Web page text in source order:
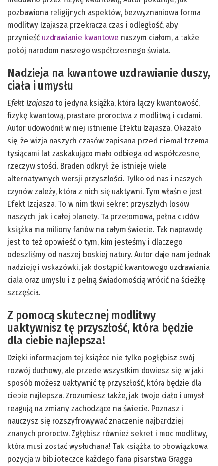
pozbawiona religijnych aspektów, bezwyznaniowa forma
modlitwy Izajasza przekracza czas i odległość, aby
przynieść uzdrawianie kwantowe naszym ciałom, a także
pokój narodom naszego współczesnego świata.
Nadzieja na kwantowe uzdrawianie duszy,
ciała i umysłu
Efekt Izajasza to jedyna książka, która łączy kwantowość,
fizykę kwantową, prastare proroctwa z modlitwą i cudami.
Autor udowodnił w niej istnienie Efektu Izajasza. Okazało
się, że wizja naszych czasów zapisana przed niemal trzema
tysiącami lat zaskakująco mało odbiega od współczesnej
rzeczywistości. Braden odkrył, że istnieje wiele
alternatywnych wersji przyszłości. Tylko od nas i naszych
czynów zależy, która z nich się uaktywni. Tym właśnie jest
Efekt Izajasza. To w nim tkwi sekret przyszłych losów
naszych, jak i całej planety. Ta przełomowa, pełna cudów
książka ma miliony fanów na całym świecie. Tak naprawdę
jest to też opowieść o tym, kim jesteśmy i dlaczego
odeszliśmy od naszej boskiej natury. Autor daje nam jednak
nadzieję i wskazówki, jak dostąpić kwantowego uzdrawiania
ciała oraz umysłu i z pełną świadomością wrócić na ścieżkę
szczęścia.
Z pomocą skutecznej modlitwy
uaktywnisz tę przyszłość, która będzie
dla ciebie najlepsza!
Dzięki informacjom tej książce nie tylko pogłębisz swój
rozwój duchowy, ale przede wszystkim dowiesz się, w jaki
sposób możesz uaktywnić tę przyszłość, która będzie dla
ciebie najlepsza. Zrozumiesz także, jak twoje ciało i umysł
reagują na zmiany zachodzące na świecie. Poznasz i
nauczysz się rozszyfrowywać znaczenie najbardziej
znanych proroctw. Zgłębisz również sekret i moc modlitwy,
która musi zostać wysłuchana! Tak książka to obowiązkowa
pozycja w biblioteczce każdego fana pisarstwa Gragga